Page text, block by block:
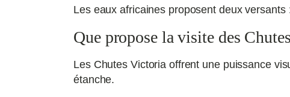
Les eaux africaines proposent deux
Que propose la visite des
Les Chutes Victoria offrent une puissance
étanche.